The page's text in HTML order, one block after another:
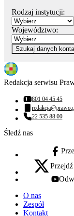
Rodzaj instytucji:
Województwo:
Szukaj danych
Redakcja serwisu
Numer telefonu:
801 04 45 45
Adres email:
Numer telefonu:
22 535 88 00
Śledź nas
facebook
x - otwiera się w
youtube
O nas
Zespół
Kontakt